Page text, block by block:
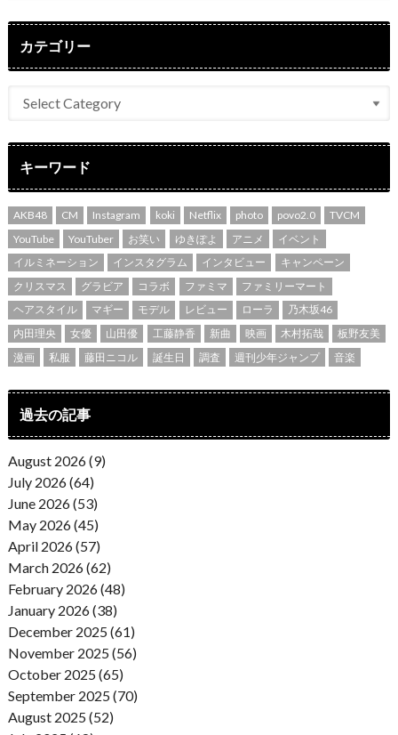
カテゴリー
キーワード
AKB48 CM Instagram koki Netflix photo povo2.0
TVCM
YouTube
YouTuber お笑い ゆきぽよ アニメ
イベント
イルミネーション
インスタグラム インタビュー
キャンペーン
クリスマス
グラビア コラボ ファミマ
ファミリーマート
ヘアスタイル
マギー モデル レビュー ローラ
乃木坂46
内田理央
女優 山田優 工藤静香 新曲 映画 木村拓哉
板野友美
漫画
私服 藤田ニコル 誕生日 調査 週刊少年ジャンプ 音楽
過去の記事
August 2026 (9)
July 2026 (64)
June 2026 (53)
May 2026 (45)
April 2026 (57)
March 2026 (62)
February 2026 (48)
January 2026 (38)
December 2025 (61)
November 2025 (56)
October 2025 (65)
September 2025 (70)
August 2025 (52)